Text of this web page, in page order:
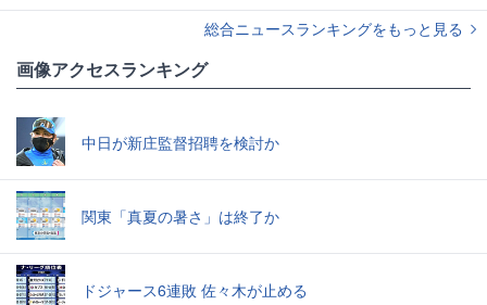
総合ニュースランキングをもっと見る
画像アクセスランキング
中日が新庄監督招聘を検討か
関東「真夏の暑さ」は終了か
ドジャース6連敗 佐々木が止める